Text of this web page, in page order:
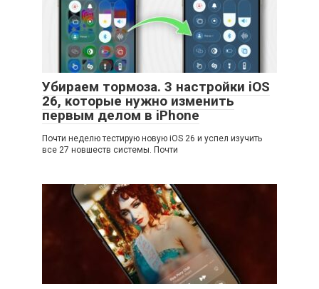
Убираем тормоза. 3 настройки iOS
26, которые нужно изменить
первым делом в iPhone
Почти неделю тестирую новую iOS 26 и успел изучить
все 27 новшеств системы. Почти